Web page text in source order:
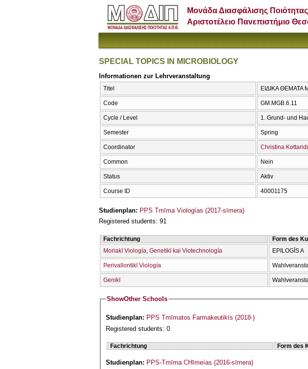
Μονάδα Διασφάλισης Ποιότητας
Αριστοτέλειο Πανεπιστήμιο
SPECIAL TOPICS IN MICROBIOLOGY
Informationen zur Lehrveranstaltung
Titel ΕΙΔΙΚΑ ΘΕΜΑΤΑ
Code GM.MGB.6.11
Cycle / Level 1. Grund- und
Semester Spring
Coordinator Christina Kottaridi
Common Nein
Status Aktiv
Course ID 40001175
Studienplan: PPS Tmīma Viologías (2017-sīmera)
Registered students: 91
Fachrichtung Form des
Moriakī Viología, Genetikī kai Viotechnología
EPILOGĪS A
Perivallontikī Viología
Genikī
ShowOther Schools
Studienplan: PPS Tmīmatos Farmakeutikīs (2018-)
Registered students: 0
Fachrichtung Form des
Studienplan: PPS-Tmīma CΗīmeías (2016-sīmera)